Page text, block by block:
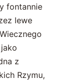
fontannie
lewe
z
Rzymu,